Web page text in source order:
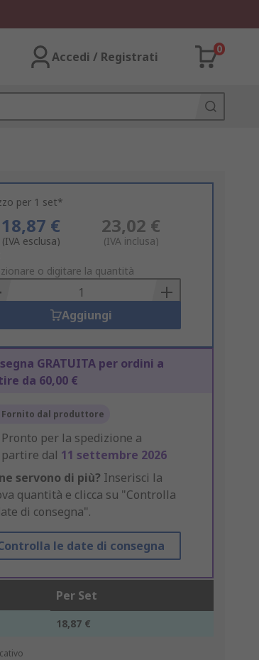
Accedi / Registrati
0
per 1 set*
18,87 €
(IVA esclusa)
23,02 €
(IVA inclusa)
o digitare la quantità
Aggiungi
GRATUITA per ordini a
da 60,00 €
Fornito dal produttore
Pronto per la spedizione a
partire dal 11 settembre 2026
servono di più? Inserisci la
quantità e clicca su "Controlla
di consegna".
le date di consegna
Per Set
18,87 €